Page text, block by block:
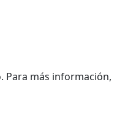
Para más información,